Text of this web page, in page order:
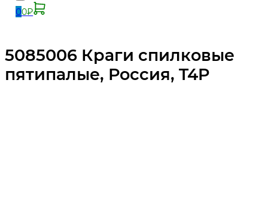
00₽
5085006 Краги спилковые
пятипалые, Россия, T4P